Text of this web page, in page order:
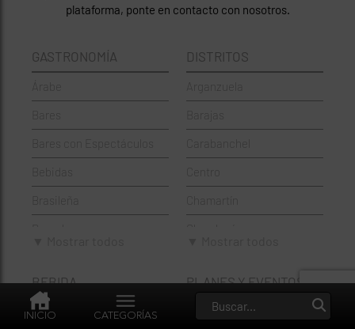
INICIO CATEGORÍAS
plataforma, ponte en contacto con nosotros.
GASTRONOMÍA
Bares
Bares con Espectáculos
Bebidas
Brasileña
Cervecerías
Chinos
BEBIDA
Cafeterias
DISTRITOS
Arganzuela
Barajas
Fuencarral-El Pardo
Hortaleza
PLANES Y EVENTOS
Eventos